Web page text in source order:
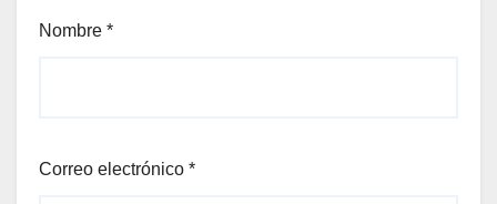
Nombre *
Correo electrónico *